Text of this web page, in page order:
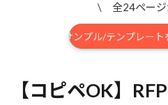
\ 全24ペー
RFPサンプル/テンプレート
【コピペOK】